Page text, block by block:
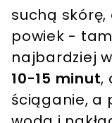
suchą
powiek -
najbardziej
10-15 minut,
ściąganie, a